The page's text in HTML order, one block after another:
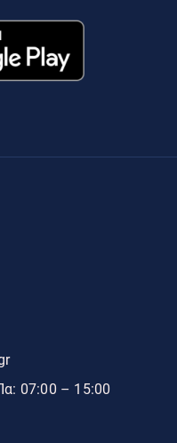
07:00 – 15:00